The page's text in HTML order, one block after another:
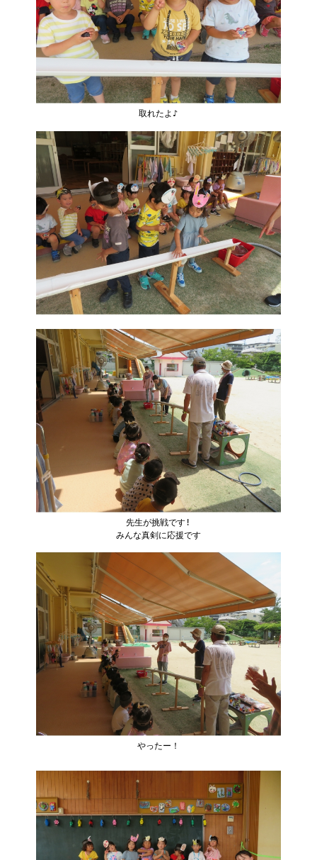
取れたよ♪
先生が挑戦です!
みんな真剣に応援です
やったー！